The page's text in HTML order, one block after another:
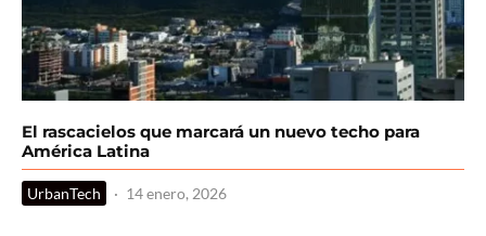
El rascacielos que marcará un nuevo techo para
América Latina
UrbanTech · 14 enero, 2026